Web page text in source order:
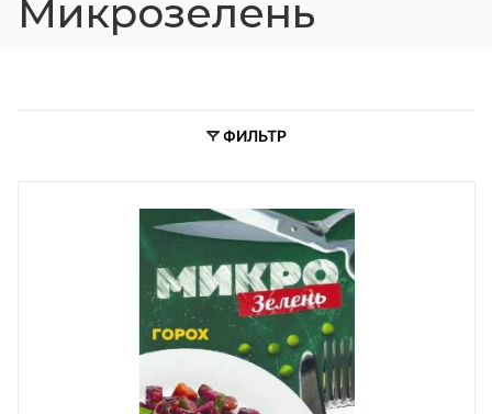
Микрозелень
ФИЛЬТР